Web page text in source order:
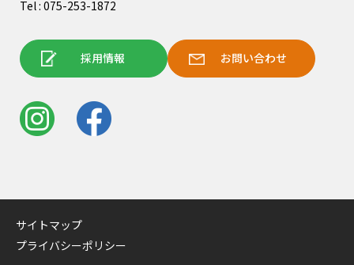
Tel : 075-253-1872
採用情報 お問い合わせ
サイトマップ
プライバシーポリシー